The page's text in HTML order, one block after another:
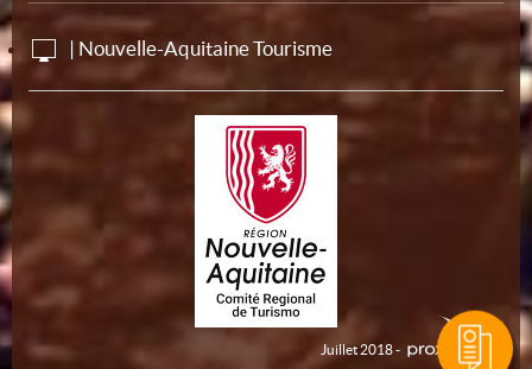
| Nouvelle-Aquitaine Tourisme
Juillet 2018 -